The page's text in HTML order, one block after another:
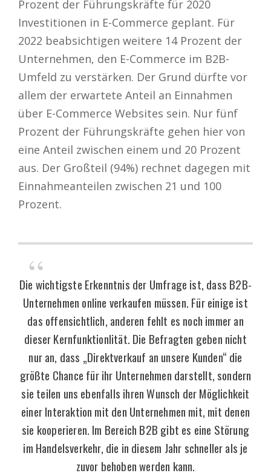
Prozent der Führungskräfte für 2020
Investitionen in E-Commerce geplant. Für
2022 beabsichtigen weitere 14 Prozent der
Unternehmen, den E-Commerce im B2B-
Umfeld zu verstärken. Der Grund dürfte vor
allem der erwartete Anteil an Einnahmen
über E-Commerce Websites sein. Nur fünf
Prozent der Führungskräfte gehen hier von
eine Anteil zwischen einem und 20 Prozent
aus. Der Großteil (94%) rechnet dagegen mit
Einnahmeanteilen zwischen 21 und 100
Prozent.
Die wichtigste Erkenntnis der Umfrage ist, dass B2B-
Unternehmen online verkaufen müssen. Für einige ist
das offensichtlich, anderen fehlt es noch immer an
dieser Kernfunktionlität. Die Befragten geben nicht
nur an, dass „Direktverkauf an unsere Kunden“ die
größte Chance für ihr Unternehmen darstellt, sondern
sie teilen uns ebenfalls ihren Wunsch der Möglichkeit
einer Interaktion mit den Unternehmen mit, mit denen
sie kooperieren. Im Bereich B2B gibt es eine Störung
im Handelsverkehr, die in diesem Jahr schneller als je
zuvor behoben werden kann.